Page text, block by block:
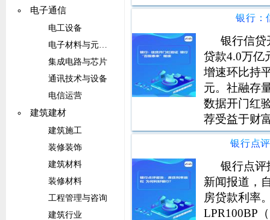
电子通信
电工设备
电子材料与元器件
集成电路与芯片
通讯技术与设备
电信运营
建筑建材
建筑施工
装修装饰
建筑材料
装修材料
工程管理与咨询
建筑行业
略定义与战
虚拟银行颠
银行：
银行信贷
贷款4.0万亿
增速环比持
元。社融存
数据开门红
荐受益于财
常熟银行、
改善的平安
银行点
银行点评
新闻报道，
房贷款利率
LPR100BP